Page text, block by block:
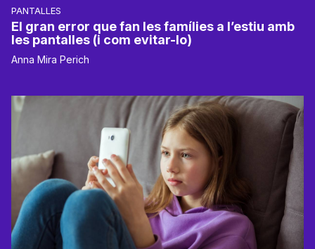
PANTALLES
El gran error que fan les famílies a l’estiu amb
les pantalles (i com evitar-lo)
Anna Mira Perich